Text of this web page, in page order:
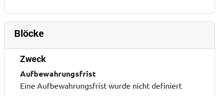
Blöcke
Zweck
Aufbewahrungsfrist
Eine Aufbewahrungsfrist wurde nicht definiert